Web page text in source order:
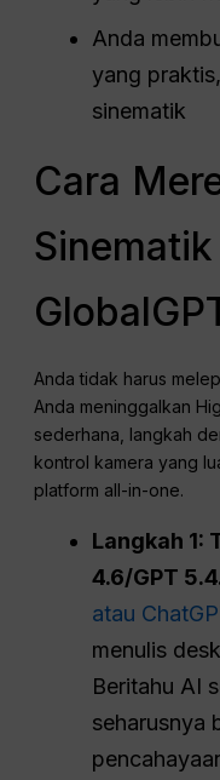
Anda
yang
sinematik
Cara
Anda tidak harus
Anda meninggalkan
sederhana, langkah
kontrol kamera yang
platform all-in-one.
Langkah 1:
4.6/GPT
atau
menulis
Beritahu AI
seharusnya